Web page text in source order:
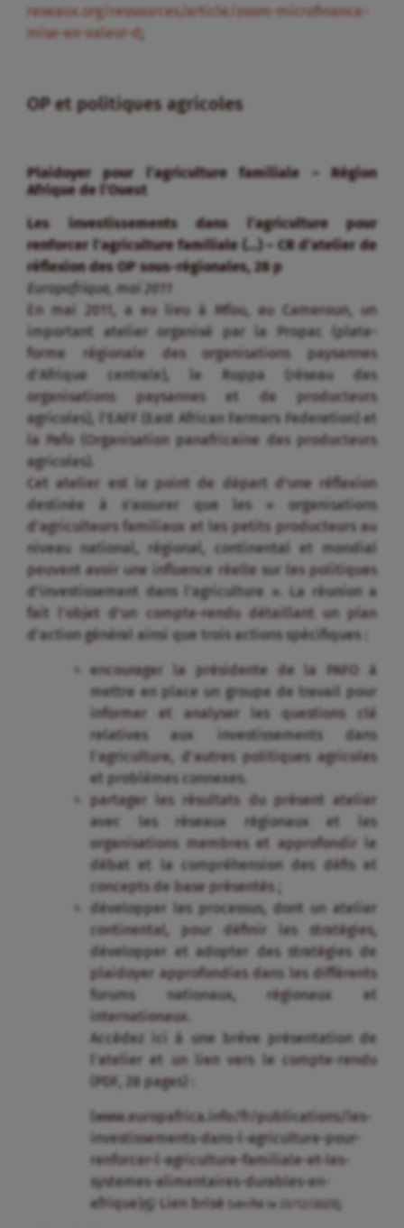
reseaux.org/ressources/article/zoom-microfinance-
mise-en-valeur-d
OP et politiques agricoles
Plaidoyer pour l’agriculture familiale – Région
Afrique de l’Ouest
Les investissements dans l’agriculture pour
renforcer l’agriculture familiale (…) – CR d’atelier de
réflexion des OP sous-régionales, 28 p
Europafrique, mai 2011
En mai 2011, a eu lieu à Mfou, au Cameroun, un
important atelier organisé par la Propac (plate-
forme régionale des organisations paysannes
d’Afrique centrale), le Roppa (réseau des
organisations paysannes et de producteurs
agricoles), l’EAFF (East African Farmers Federation) et
la Pafo (Organisation panafricaine des producteurs
agricoles).
Cet atelier est le point de départ d’une réflexion
destinée à s’assurer que les « organisations
d’agriculteurs familiaux et les petits producteurs au
niveau national, régional, continental et mondial
peuvent avoir une influence réelle sur les politiques
d’investissement dans l’agriculture ». La réunion a
fait l’objet d’un compte-rendu détaillant un plan
d’action général ainsi que trois actions spécifiques :
encourager la présidente de la PAFO à
mettre en place un groupe de travail pour
informer et analyser les questions clé
relatives aux investissements dans
l’agriculture, d’autres politiques agricoles
et problèmes connexes.
partager les résultats du présent atelier
avec les réseaux régionaux et les
organisations membres et approfondir le
débat et la compréhension des défis et
concepts de base présentés ;
développer les processus, dont un atelier
continental, pour définir les stratégies,
développer et adopter des stratégies de
plaidoyer approfondies dans les différents
forums nationaux, régionaux et
internationaux.
Accédez ici à une brève présentation de
l’atelier et un lien vers le compte-rendu
(PDF, 28 pages) :
(www.europafrica.info/fr/publications/les-
investissements-dans-l-agriculture-pour-
renforcer-l-agriculture-familiale-et-les-
systemes-alimentaires-durables-en-
afrique)
Lien brisé (vérifié le 23/12/2023) ;